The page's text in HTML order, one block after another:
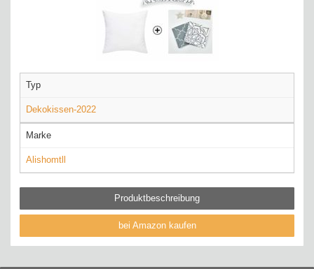
Typ
Dekokissen-2022
Marke
Alishomtll
Produktbeschreibung
bei Amazon kaufen